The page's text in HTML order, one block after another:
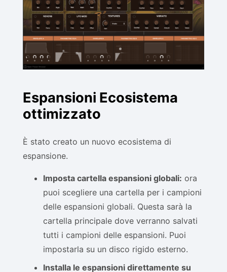
Espansioni Ecosistema
ottimizzato
È stato creato un nuovo ecosistema di
espansione.
Imposta cartella espansioni globali: ora
puoi scegliere una cartella per i campioni
delle espansioni globali. Questa sarà la
cartella principale dove verranno salvati
tutti i campioni delle espansioni. Puoi
impostarla su un disco rigido esterno.
Installa le espansioni direttamente su